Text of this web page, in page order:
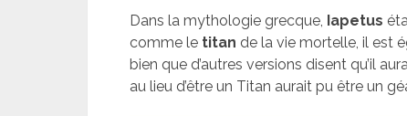
Dans la mythologie grecque, Iapetus
comme le titan de la vie mortelle, il est
bien que d’autres versions disent qu’il
au lieu d’être un Titan aurait pu être un